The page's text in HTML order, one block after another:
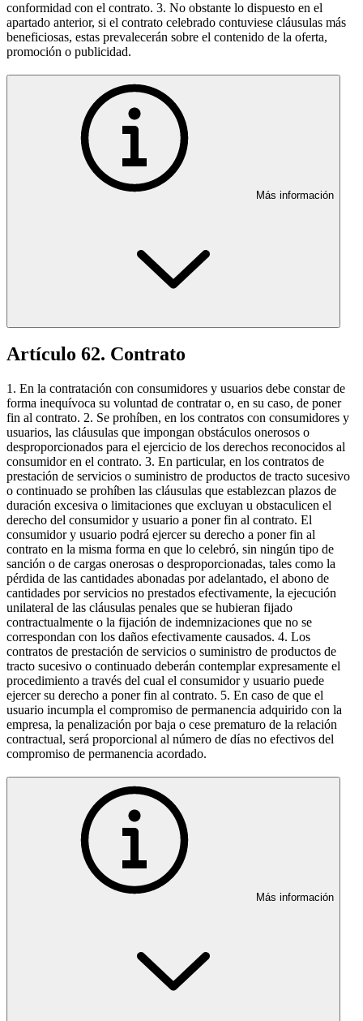
conformidad con el contrato. 3. No obstante lo dispuesto en el
apartado anterior, si el contrato celebrado contuviese cláusulas más
beneficiosas, estas prevalecerán sobre el contenido de la oferta,
promoción o publicidad.
Más información
Artículo 62. Contrato
1. En la contratación con consumidores y usuarios debe constar de
forma inequívoca su voluntad de contratar o, en su caso, de poner
fin al contrato. 2. Se prohíben, en los contratos con consumidores y
usuarios, las cláusulas que impongan obstáculos onerosos o
desproporcionados para el ejercicio de los derechos reconocidos al
consumidor en el contrato. 3. En particular, en los contratos de
prestación de servicios o suministro de productos de tracto sucesivo
o continuado se prohíben las cláusulas que establezcan plazos de
duración excesiva o limitaciones que excluyan u obstaculicen el
derecho del consumidor y usuario a poner fin al contrato. El
consumidor y usuario podrá ejercer su derecho a poner fin al
contrato en la misma forma en que lo celebró, sin ningún tipo de
sanción o de cargas onerosas o desproporcionadas, tales como la
pérdida de las cantidades abonadas por adelantado, el abono de
cantidades por servicios no prestados efectivamente, la ejecución
unilateral de las cláusulas penales que se hubieran fijado
contractualmente o la fijación de indemnizaciones que no se
correspondan con los daños efectivamente causados. 4. Los
contratos de prestación de servicios o suministro de productos de
tracto sucesivo o continuado deberán contemplar expresamente el
procedimiento a través del cual el consumidor y usuario puede
ejercer su derecho a poner fin al contrato. 5. En caso de que el
usuario incumpla el compromiso de permanencia adquirido con la
empresa, la penalización por baja o cese prematuro de la relación
contractual, será proporcional al número de días no efectivos del
compromiso de permanencia acordado.
Más información